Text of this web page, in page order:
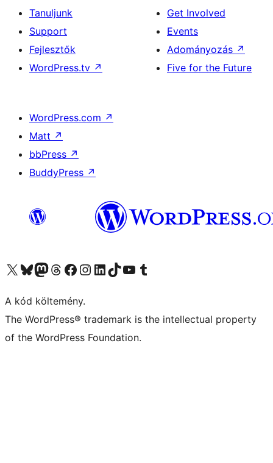
Tanuljunk
Support
Fejlesztők
WordPress.tv ↗
Get Involved
Events
Adományozás ↗
Five for the Future
WordPress.com ↗
Matt ↗
bbPress ↗
BuddyPress ↗
Visit our X (formerly Twitter) account
Visit our Bluesky account
Twitter csatornánk
Visit our Threads account
Facebook oldalunk megtekintése
Visit our Instagram account
Visit our LinkedIn account
Visit our TikTok account
Visit our YouTube channel
Visit our Tumblr account
A kód költemény.
The WordPress® trademark is the intellectual property
of the WordPress Foundation.